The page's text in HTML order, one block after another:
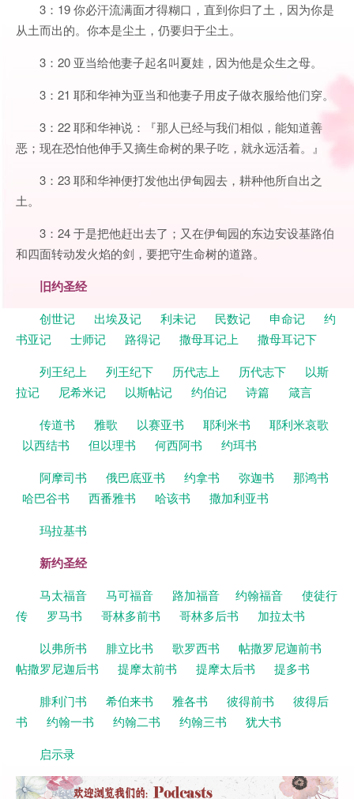
3：19 你必汗流满面才得糊口，直到你归了土，因为你是
从土而出的。你本是尘土，仍要归于尘土。
3：20 亚当给他妻子起名叫夏娃，因为他是众生之母。
3：21 耶和华神为亚当和他妻子用皮子做衣服给他们穿。
3：22 耶和华神说：『那人已经与我们相似，能知道善
恶；现在恐怕他伸手又摘生命树的果子吃，就永远活着。』
3：23 耶和华神便打发他出伊甸园去，耕种他所自出之
土。
3：24 于是把他赶出去了；又在伊甸园的东边安设基路伯
和四面转动发火焰的剑，要把守生命树的道路。
旧约圣经
创世记 出埃及记 利未记 民数记 申命记
约
书亚记
士师记 路得记 撒母耳记上
撒母耳记下
列王纪上
列王纪下 历代志上 历代志下
以斯
拉记
尼希米记 以斯帖记 约伯记 诗篇
箴言
传道书
雅歌 以赛亚书 耶利米书
耶利米哀歌
以西结书
但以理书 何西阿书
约珥书
阿摩司书
俄巴底亚书 约拿书 弥迦书
那鸿书
哈巴谷书
西番雅书 哈该书
撒加利亚书
玛拉基书
新约圣经
马太福音 马可福音 路加福音 约翰福音
使徒行
传
罗马书 哥林多前书 哥林多后书
加拉太书
以弗所书
腓立比书 歌罗西书
帖撒罗尼迦前书
帖撒罗尼迦后书
提摩太前书 提摩太后书
提多书
腓利门书
希伯来书 雅各书 彼得前书
彼得后
书
约翰一书 约翰二书 约翰三书
犹大书
启示录